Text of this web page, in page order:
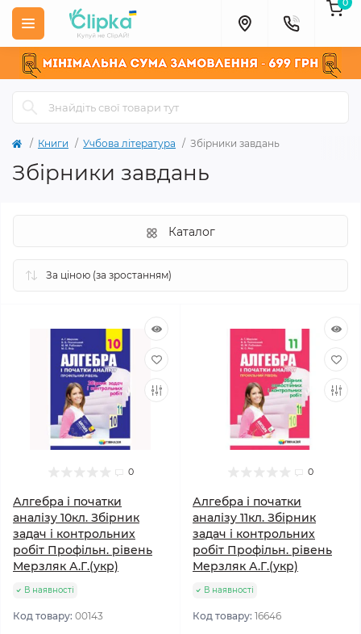
Книги Учбова література Збірники завдань
Збірники завдань
Каталог
0
Алгебра і початки
аналізу 10кл. Збірник
задач і контрольних
робіт Профільн. рівень
Мерзляк А.Г.(укр)
В наявності
Код товару: 00143
0
Алгебра і початки
аналізу 11кл. Збірник
задач і контрольних
робіт Профільн. рівень
Мерзляк А.Г.(укр)
В наявності
Код товару: 16646